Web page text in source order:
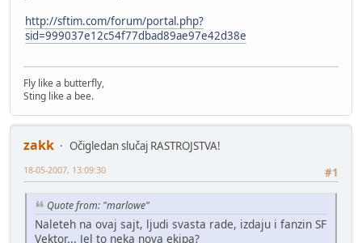
http://sftim.com/forum/portal.php?
sid=999037e12c54f77dbad89ae97e42d38e
Fly like a butterfly,
Sting like a bee.
zakk
Očigledan slučaj RASTROJSTVA!
#1
18-05-2007, 13:09:30
Quote from: "marlowe"
Naleteh na ovaj sajt, ljudi svasta rade, izdaju i fanzin SF
Vektor... Jel to neka nova ekipa?